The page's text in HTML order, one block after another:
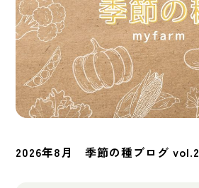
2026年8月 季節の種ブログ vol.2